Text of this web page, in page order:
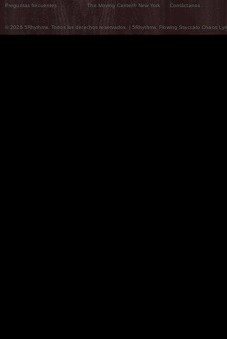
Preguntas frecuentes The Moving Center® New York Contáctanos
© 2026 5Rhythms. Todos los derechos reservados. | 5Rhythms, Flowing Staccato Chaos